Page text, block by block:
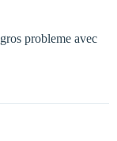
probleme avec